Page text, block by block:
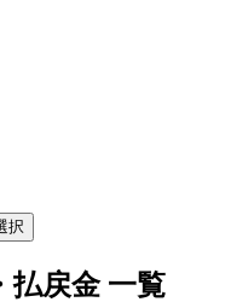
択
払戻金 一覧